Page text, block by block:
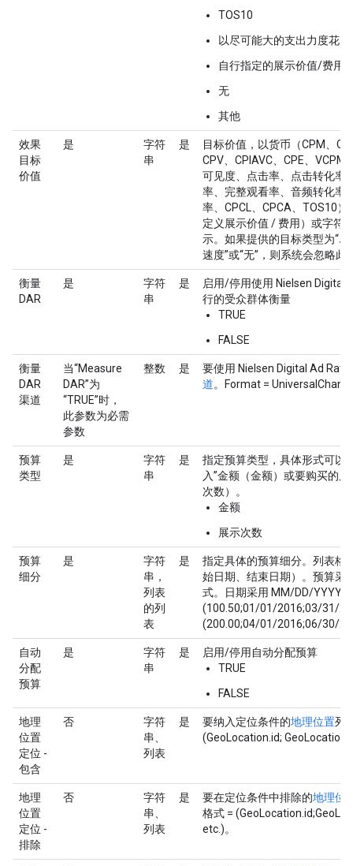
TOS10
以尽可能大的支出力度花
自行指定的展示价值/费用
无
其他
效果
目标
价值
是
字符
串
是
目标价值，以货币（CPM、
CPV、CPIAVC、CPE、VCPM
可见度、点击率、点击转化率
率、完整观看率、音频转化率
率、CPCL、CPCA、TOS10）
定义展示价值 / 费用）或字符
示。如果提供的目标类型为“
速度”或“无”，则系统会忽略此
衡量
DAR
是
字符
串
是
启用/停用使用 Nielsen Digital
行的受众群体衡量
TRUE
FALSE
衡量
DAR
渠道
当“Measure
DAR”为
“TRUE”时，
此参数为必需
参数
整数 是
要使用 Nielsen Digital Ad
道。Format =
预算
类型
是
字符
串
是
指定预算类型，具体形式可以
入”金额（金额）或要购买的
次数）。
金额
展示次数
预算
细分
是
字符
串，
列表
的列
表
是
指定具体的预算细分。列表格
始日期、结束日期）。预算采
式。日期采用 MM/DD/YYYY
(100.50;01/01/2016;03/31/
(200.00;04/01/2016;06/30/
自动
分配
预算
是
字符
串
是
启用/停用自动分配预算
TRUE
FALSE
地理
位置
定位 -
包含
否
字符
串、
列表
是 要纳入定位条件的地理位置列
(GeoLocation.id;
地理
位置
定位 -
排除
否
字符
串、
列表
是 要在定位条件中排除的地理位
格式 =
etc.)。